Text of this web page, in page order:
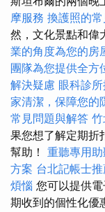
摩服務 換護照的
然，文化景點和偉
業的角度為您的房
團隊為您提供全方
解決疑慮 眼科診
家清潔，保障您的
常見問題與解答
果您想了解定期折
幫助！ 重聽專用
方案 台北記帳士
煩惱 您可以提供
期收到的個性化優